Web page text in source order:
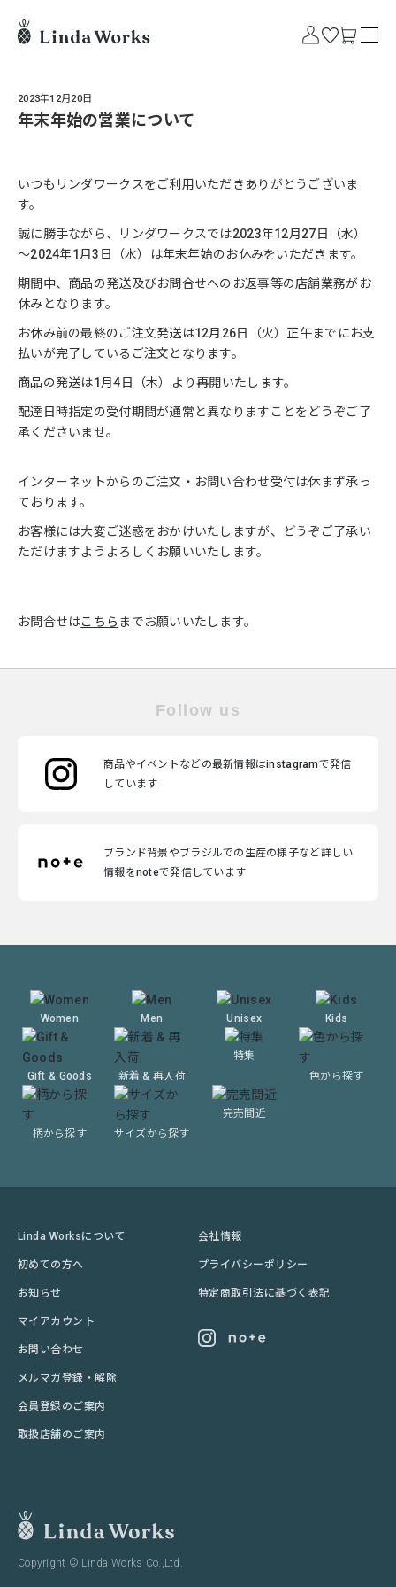
2023年12月20日
年末年始の営業について
いつもリンダワークスをご利用いただきありがとうございま
す。
誠に勝手ながら、リンダワークスでは2023年12月27日（水）
～2024年1月3日（水）は年末年始のお休みをいただきます。
期間中、商品の発送及びお問合せへのお返事等の店舗業務がお
休みとなります。
お休み前の最終のご注文発送は12月26日（火）正午までにお支
払いが完了しているご注文となります。
商品の発送は1月4日（木）より再開いたします。
配達日時指定の受付期間が通常と異なりますことをどうぞご了
承くださいませ。
インターネットからのご注文・お問い合わせ受付は休まず承っ
ております。
お客様には大変ご迷惑をおかけいたしますが、どうぞご了承い
ただけますようよろしくお願いいたします。
お問合せはこちら までお願いいたします。
Follow us
商品やイベントなどの最新情報はinstagramで発信
しています
ブランド背景やブラジルでの生産の様子など詳しい
情報をnoteで発信しています
Women Men Unisex Kids
Gift & Goods 新着 & 再入荷
特集
色から探す
柄から探す サイズから探す
完売間近
Linda Worksについて
初めての方へ
お知らせ
マイアカウント
お問い合わせ
メルマガ登録・解除
会員登録のご案内
取扱店舗のご案内
会社情報
プライバシーポリシー
特定商取引法に基づく表記
Copyright © Linda Works Co.,Ltd.